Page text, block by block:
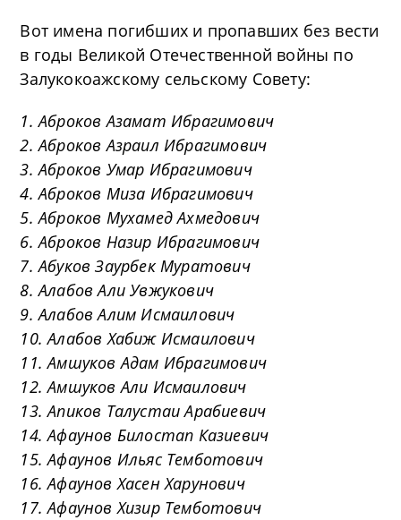
Вот имена погибших и пропавших без вести
в годы Великой Отечественной войны по
Залукокоажскому сельскому Совету:
1. Аброков Азамат Ибрагимович
2. Аброков Азраил Ибрагимович
3. Аброков Умар Ибрагимович
4. Аброков Миза Ибрагимович
5. Аброков Мухамед Ахмедович
6. Аброков Назир Ибрагимович
7. Абуков Заурбек Муратович
8. Алабов Али Увжукович
9. Алабов Алим Исмаилович
10. Алабов Хабиж Исмаилович
11. Амшуков Адам Ибрагимович
12. Амшуков Али Исмаилович
13. Апиков Талустаи Арабиевич
14. Афаунов Билостап Казиевич
15. Афаунов Ильяс Темботович
16. Афаунов Хасен Харунович
17. Афаунов Хизир Темботович